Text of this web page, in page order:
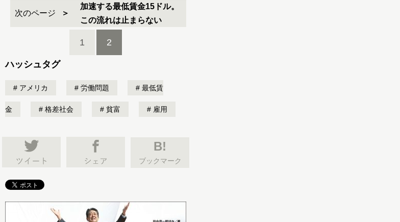
次のページ
加速する最低賃金15ドル。
この流れは止まらない
1 2
ハッシュタグ
アメリカ 労働問題 最低賃
金 格差社会 貧富 雇用
B!
ブックマーク